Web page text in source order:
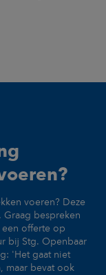
voeren? Deze
Graag bespreken
offerte op
bij Stg. Openbaar
'Het gaat niet
maar bevat ook